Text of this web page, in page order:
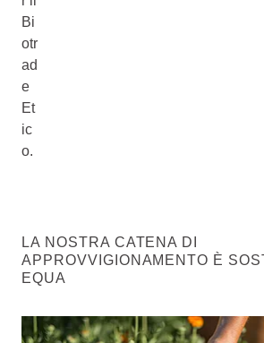
Bi
otr
ad
e
Et
ic
o.
LA NOSTRA CATENA DI
APPROVVIGIONAMENTO È
EQUA